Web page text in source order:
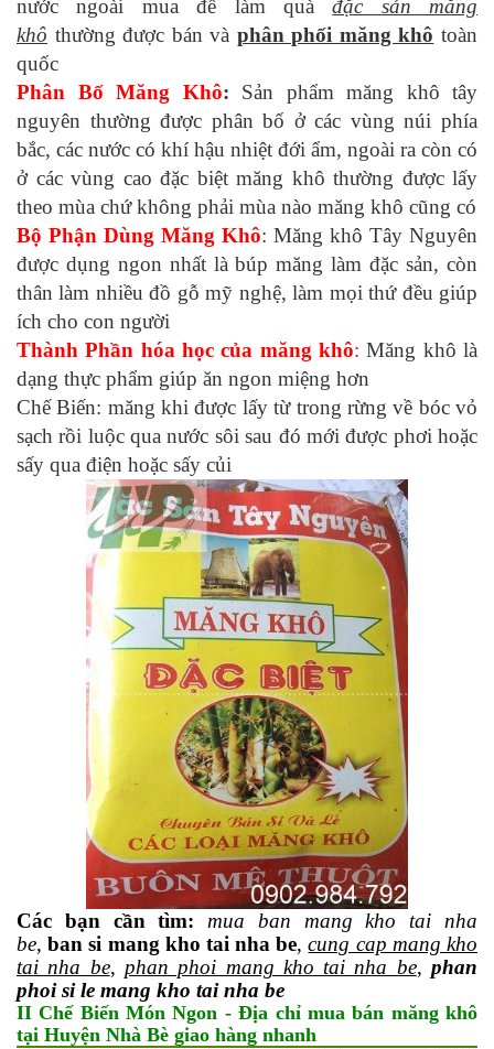
nước ngoài mua để làm quàđặc sản măng
khô thường được bán và phân phối măng khô toàn
quốc
Phân Bố Măng Khô: Sản phẩm măng khô tây
nguyên thường được phân bố ở các vùng núi phía
bắc, các nước có khí hậu nhiệt đới ẩm, ngoài ra còn có
ở các vùng cao đặc biệt măng khô thường được lấy
theo mùa chứ không phải mùa nào măng khô cũng có
Bộ Phận Dùng Măng Khô: Măng khô Tây Nguyên
được dụng ngon nhất là búp măng làm đặc sản, còn
thân làm nhiều đồ gỗ mỹ nghệ, làm mọi thứ đều giúp
ích cho con người
Thành Phần hóa học của măng khô: Măng khô là
dạng thực phẩm giúp ăn ngon miệng hơn
Chế Biến: măng khi được lấy từ trong rừng về bóc vỏ
sạch rồi luộc qua nước sôi sau đó mới được phơi hoặc
sấy qua điện hoặc sấy củi
Các bạn cần tìm: mua ban mang kho tai nha
be,ban si mang kho tai nha be,cung cap mang kho
tai nha be, phan phoi mang kho tai nha be,phan
phoi si le mang kho tai nha be
II Chế Biến Món Ngon - Địa chỉ mua bán măng khô
tại Huyện Nhà Bè giao hàng nhanh